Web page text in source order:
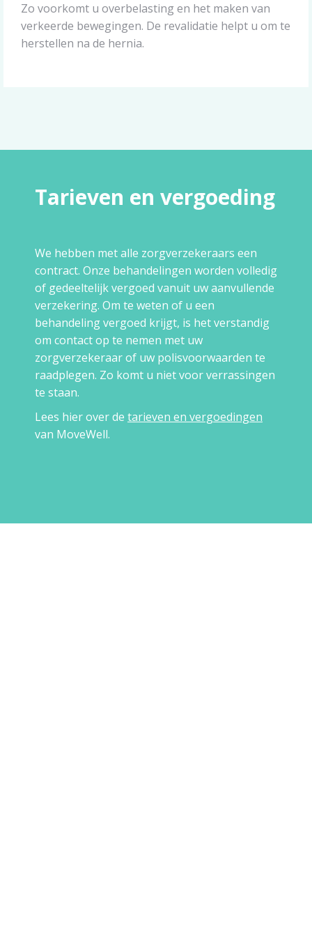
Zo voorkomt u overbelasting en het maken van
verkeerde bewegingen. De revalidatie helpt u om te
herstellen na de hernia.
Tarieven en vergoeding
We hebben met alle zorgverzekeraars een
contract. Onze behandelingen worden volledig
of gedeeltelijk vergoed vanuit uw aanvullende
verzekering. Om te weten of u een
behandeling vergoed krijgt, is het verstandig
om contact op te nemen met uw
zorgverzekeraar of uw polisvoorwaarden te
raadplegen. Zo komt u niet voor verrassingen
te staan.
Lees hier over de tarieven en vergoedingen
van MoveWell.